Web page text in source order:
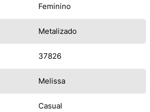
Feminino
Metalizado
37826
Melissa
Casual